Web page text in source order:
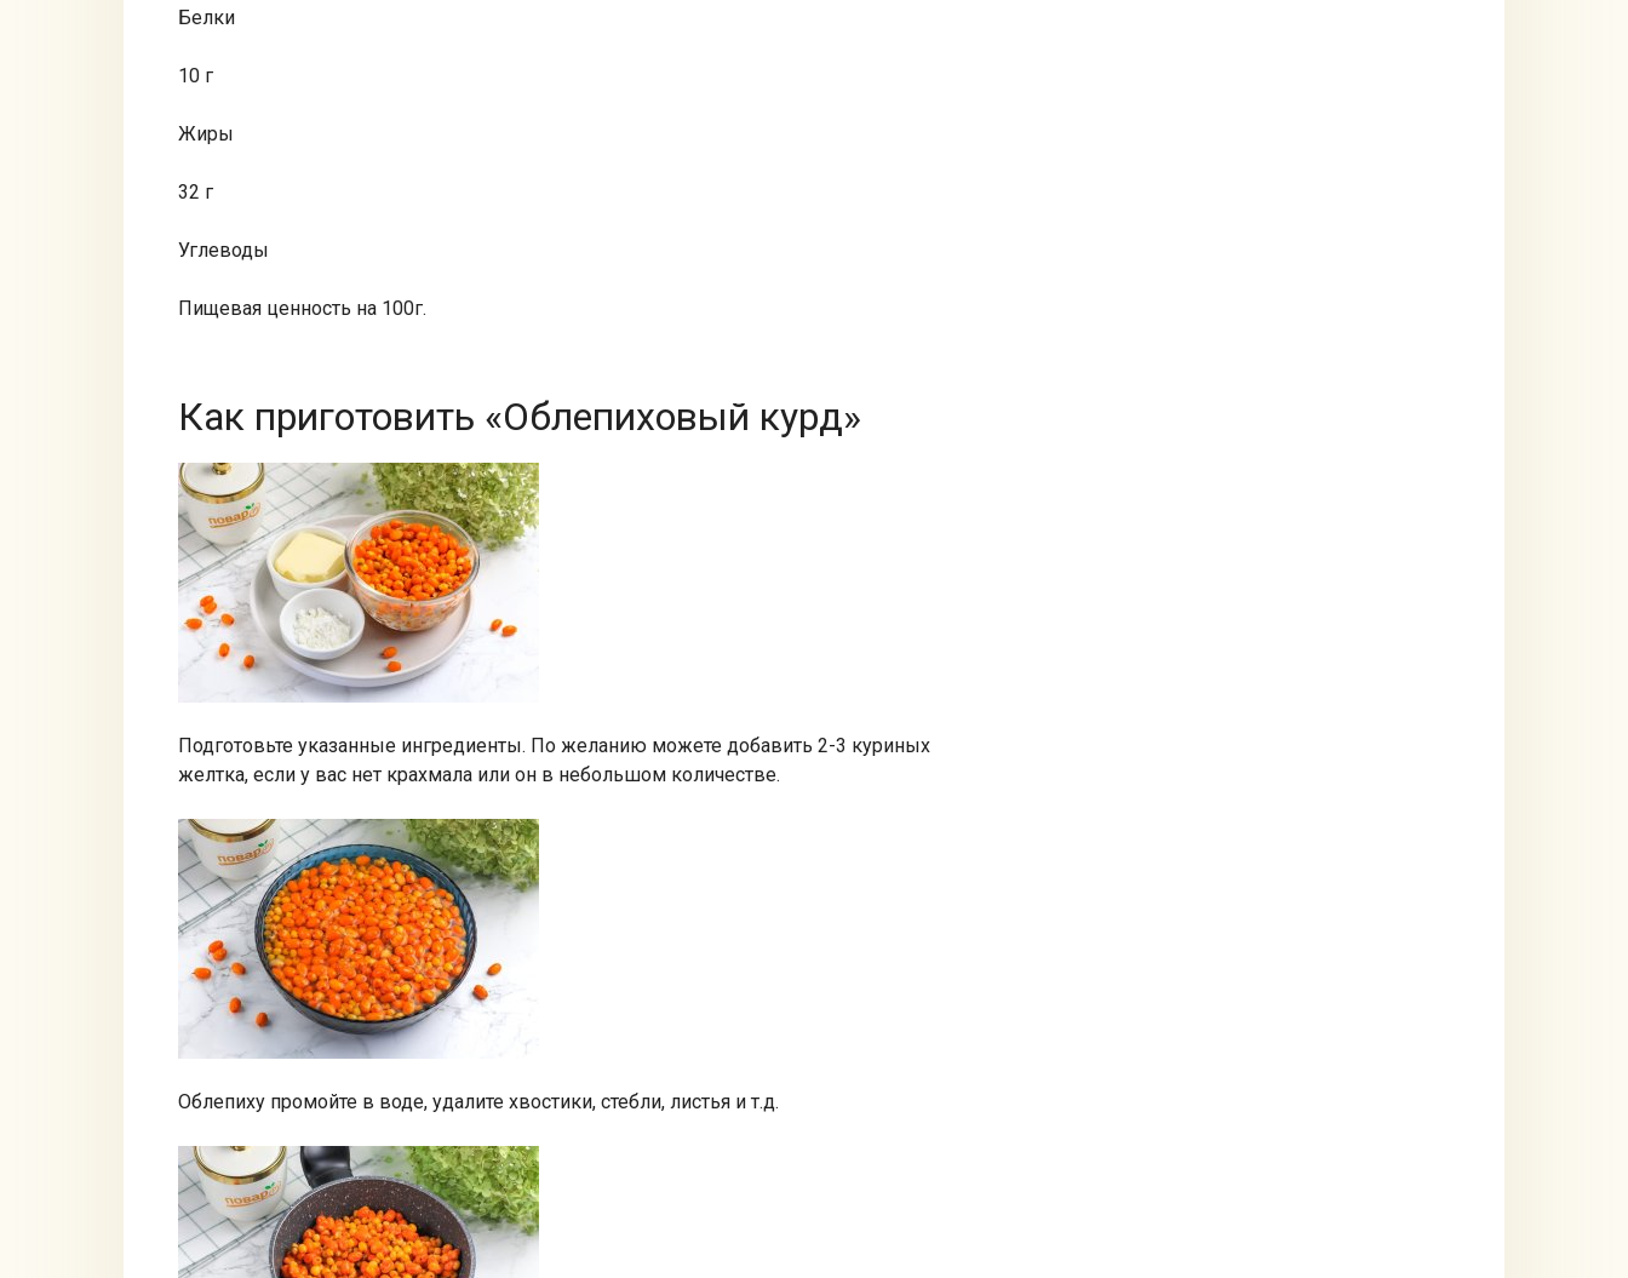
Белки
10 г
Жиры
32 г
Углеводы
Пищевая ценность на 100г.
Как приготовить «Облепиховый курд»
Подготовьте указанные ингредиенты. По желанию можете добавить 2-3 куриных
желтка, если у вас нет крахмала или он в небольшом количестве.
Облепиху промойте в воде, удалите хвостики, стебли, листья и т.д.